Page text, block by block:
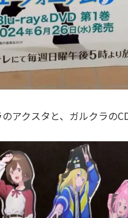
アクスタと、ガルクラの